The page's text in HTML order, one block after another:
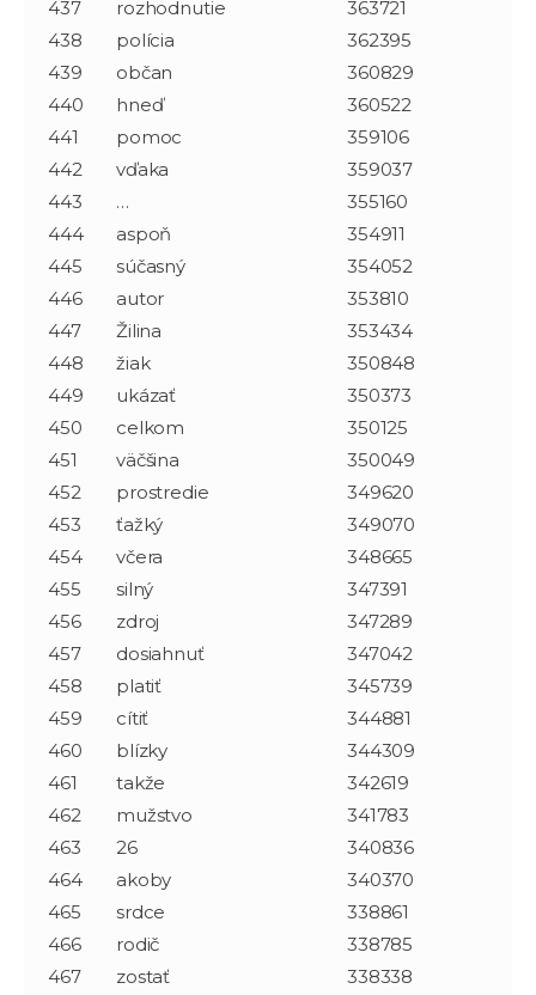
437 rozhodnutie
363721
438
polícia
362395
439
občan
360829
440
hneď
360522
441
pomoc
359106
442
vďaka
359037
443
…
355160
444
aspoň
354911
445
súčasný
354052
446
autor
353810
447
Žilina
353434
448
žiak
350848
449
ukázať
350373
450
celkom
350125
451
väčšina
350049
452
prostredie
349620
453
ťažký
349070
454
včera
348665
455
silný
347391
456
zdroj
347289
457
dosiahnuť
347042
458
platiť
345739
459
cítiť
344881
460
blízky
344309
461
takže
342619
462
mužstvo
341783
463
26
340836
464
akoby
340370
465
srdce
338861
466
rodič
338785
467
zostať
338338